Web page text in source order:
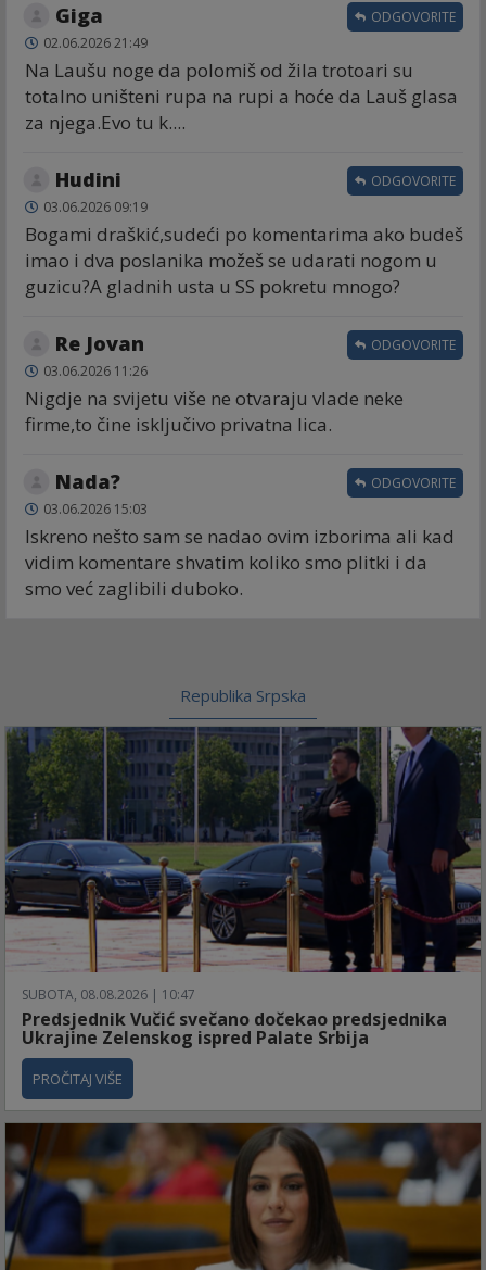
Giga
02.06.2026 21:49
Na Laušu noge da polomiš od žila trotoari su
totalno uništeni rupa na rupi a hoće da Lauš glasa
za njega.Evo tu k....
ODGOVORITE
Hudini
03.06.2026 09:19
Bogami draškić,sudeći po komentarima ako budeš
imao i dva poslanika možeš se udarati nogom u
guzicu?A gladnih usta u SS pokretu mnogo?
ODGOVORITE
Re Jovan
03.06.2026 11:26
Nigdje na svijetu više ne otvaraju vlade neke
firme,to čine isključivo privatna lica.
ODGOVORITE
Nada?
03.06.2026 15:03
Iskreno nešto sam se nadao ovim izborima ali kad
vidim komentare shvatim koliko smo plitki i da
smo već zaglibili duboko.
ODGOVORITE
Republika Srpska
SUBOTA, 08.08.2026 | 10:47
Predsjednik Vučić svečano dočekao predsjednika
Ukrajine Zelenskog ispred Palate Srbija
PROČITAJ VIŠE